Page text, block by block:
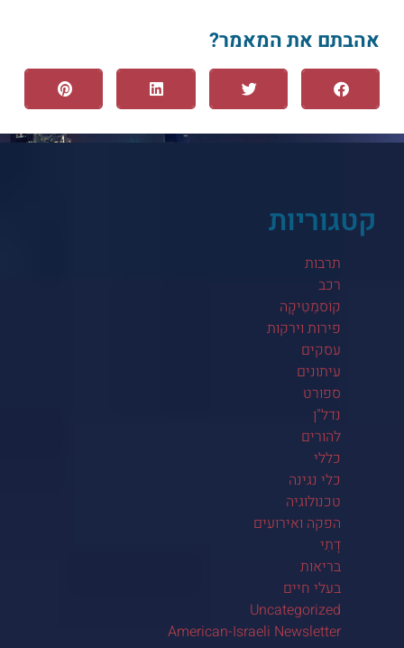
אהבתם את המאמר?
קטגוריות
תרבות
רכב
קוֹסמֵטִיקָה
פירות וירקות
עסקים
עיתונים
ספורט
נדל"ן
להורים
כללי
כלי נגינה
טכנולוגיה
הפקה ואירועים
דָתִי
בריאות
בעלי חיים
Uncategorized
American-Israeli Newsletter